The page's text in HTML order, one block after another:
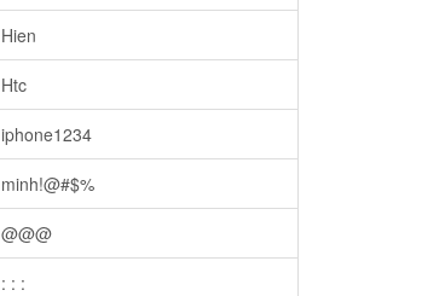
Hien
Htc
iphone1234
minh!@#$%
@@@
: : :